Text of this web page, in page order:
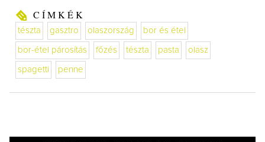
CÍMKÉK
tészta gasztro olaszország bor és étel
bor-étel párosítás főzés tészta pasta olasz
spagetti penne